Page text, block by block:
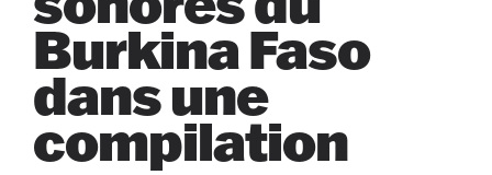
Burkina Faso
dans une
compilation